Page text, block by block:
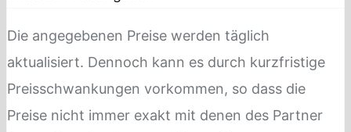
Die angegebenen Preise werden täglich
aktualisiert. Dennoch kann es durch kurzfristige
Preisschwankungen vorkommen, so dass die
Preise nicht immer exakt mit denen des Partner